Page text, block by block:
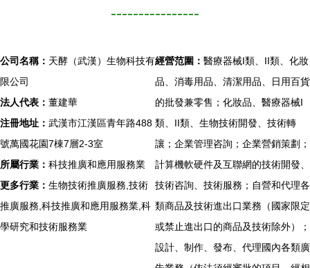
----------------
公司名稱： 天酵（武漢）生物科技有
限公司
法人代表： 董建華
注冊地址： 武漢市江漢區青年路488
號萬國花園7棟7層2-3室
所屬行業： 科技推廣和應用服務業
更多行業： 生物技術推廣服務,技術
推廣服務,科技推廣和應用服務業,科
學研究和技術服務業
經營范圍： 醫療器械I類、II類、化妝
品、消毒用品、清潔用品、日用百貨
的批發兼零售；化妝品、醫療器械I
類、II類、生物技術開發、技術轉
讓；企業管理咨詢；企業營銷策劃；
計算機軟硬件及互聯網的技術開發、
技術咨詢、技術服務；自營和代理各
類商品及技術進出口業務（國家限定
或禁止進出口的商品及技術除外）；
設計、制作、發布、代理國內各類廣